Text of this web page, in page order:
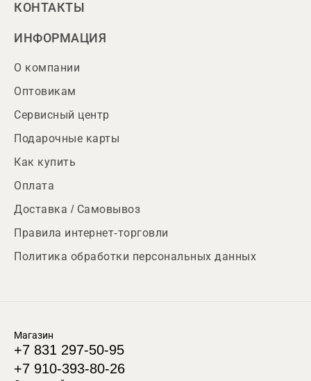
КОНТАКТЫ
ИНФОРМАЦИЯ
О компании
Оптовикам
Сервисный центр
Подарочные карты
Как купить
Оплата
Доставка / Самовывоз
Правила интернет-торговли
Политика обработки персональных данных
Магазин
+7 831 297-50-95
+7 910-393-80-26